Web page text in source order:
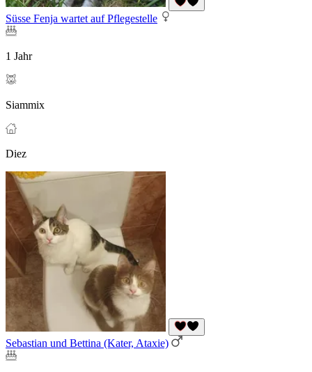
Süsse Fenja wartet auf Pflegestelle
1 Jahr
Siammix
Diez
Sebastian und Bettina (Kater, Ataxie)